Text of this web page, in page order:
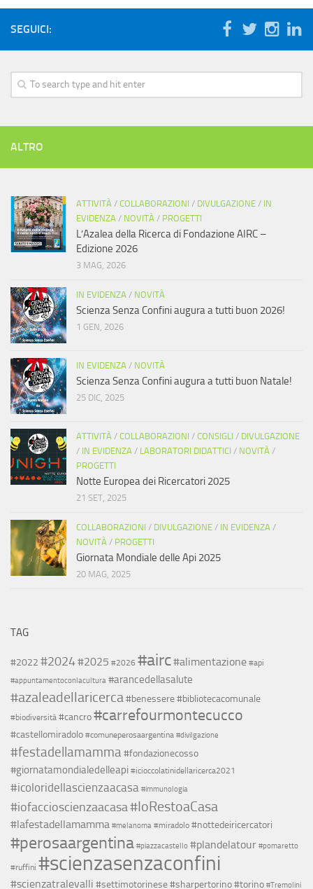
SEGUICI:
ALTRO
ATTIVITÀ / COLLABORAZIONI / DIVULGAZIONE / IN
EVIDENZA / NOVITÀ / PROGETTI
L’Azalea della Ricerca di Fondazione AIRC –
Edizione 2026
3 MAG, 2026
IN EVIDENZA / NOVITÀ
Scienza Senza Confini augura a tutti buon 2026!
1 GEN, 2026
IN EVIDENZA / NOVITÀ
Scienza Senza Confini augura a tutti buon Natale!
25 DIC, 2025
ATTIVITÀ / COLLABORAZIONI / CONSIGLI / DIVULGAZIONE
/ IN EVIDENZA / LABORATORI DIDATTICI / NOVITÀ /
PROGETTI
Notte Europea dei Ricercatori 2025
21 SET, 2025
COLLABORAZIONI / DIVULGAZIONE / IN EVIDENZA /
NOVITÀ / PROGETTI
Giornata Mondiale delle Api 2025
20 MAG, 2025
TAG
#2022 #2024#2025 #2026 #airc#alimentazione #api
#appuntamentoconlacultura #arancedellasalute
#azaleadellaricerca#benessere#bibliotecacomunale
#biodiversità #cancro#carrefourmontecucco
#castellomiradolo #comuneperosaargentina #divilgazione
#festadellamamma #fondazionecosso
#giornatamondialedelleapi #icioccolatinidellaricerca2021
#icoloridellascienzaacasa #immunologia
#iofaccioscienzaacasa#IoRestoaCasa
#lafestadellamamma #melanoma #miradolo #nottedeiricercatori
#perosaargentina #piazzacastello #plandelatour #pomaretto
#ruffini #scienzasenzaconfini
#scienzatralevalli #settimotorinese#sharpertorino#torino #Tremolini